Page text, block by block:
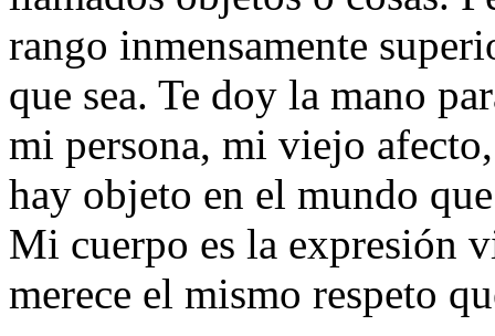
rango inmensamente
que sea. Te doy la mano
mi persona, mi viejo
hay objeto en el mundo
Mi cuerpo es la expresión
merece el mismo respeto